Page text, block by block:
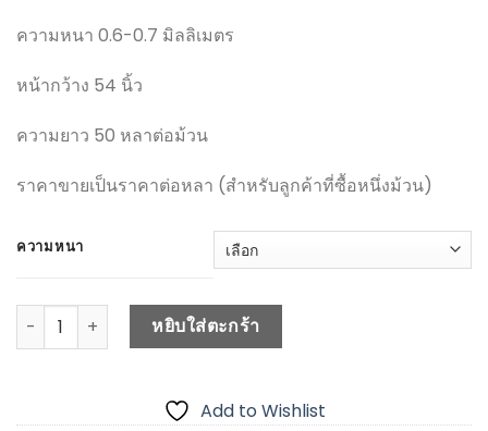
ความหนา 0.6-0.7 มิลลิเมตร
หน้ากว้าง 54 นิ้ว
ความยาว 50 หลาต่อม้วน
ราคาขายเป็นราคาต่อหลา (สำหรับลูกค้าที่ซื้อหนึ่งม้วน)
ความหนา
หยิบใส่ตะกร้า
Add to Wishlist